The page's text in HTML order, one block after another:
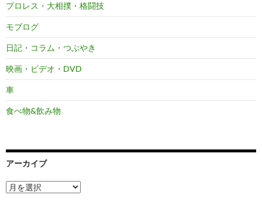
プロレス・大相撲・格闘技
モブログ
日記・コラム・つぶやき
映画・ビデオ・DVD
車
食べ物&飲み物
アーカイブ
ア
ー